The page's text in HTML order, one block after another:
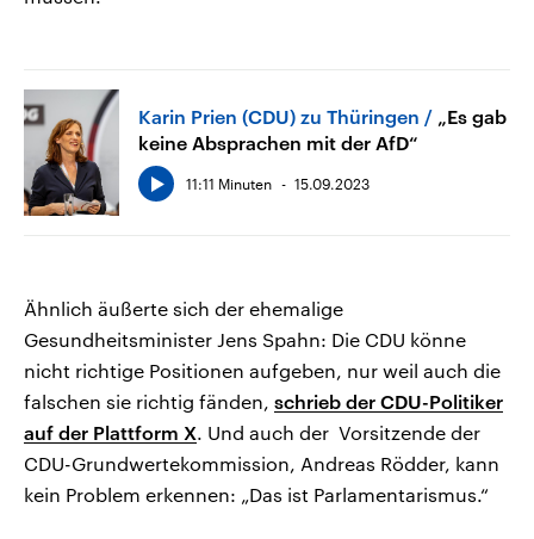
Karin Prien (CDU) zu Thüringen
„Es gab
keine Absprachen mit der AfD“
11:11 Minuten 15.09.2023
Ähnlich äußerte sich der ehemalige
Gesundheitsminister Jens Spahn: Die CDU könne
nicht richtige Positionen aufgeben, nur weil auch die
falschen sie richtig fänden, schrieb der CDU-Politiker
auf der Plattform X. Und auch der Vorsitzende der
CDU-Grundwertekommission, Andreas Rödder, kann
kein Problem erkennen: „Das ist Parlamentarismus.“